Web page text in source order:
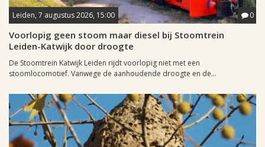
Leiden, 7 augustus 2026, 15:00 0
Voorlopig geen stoom maar diesel bij Stoomtrein
Leiden-Katwijk door droogte
De Stoomtrein Katwijk Leiden rijdt voorlopig niet met een
stoomlocomotief. Vanwege de aanhoudende droogte en de...